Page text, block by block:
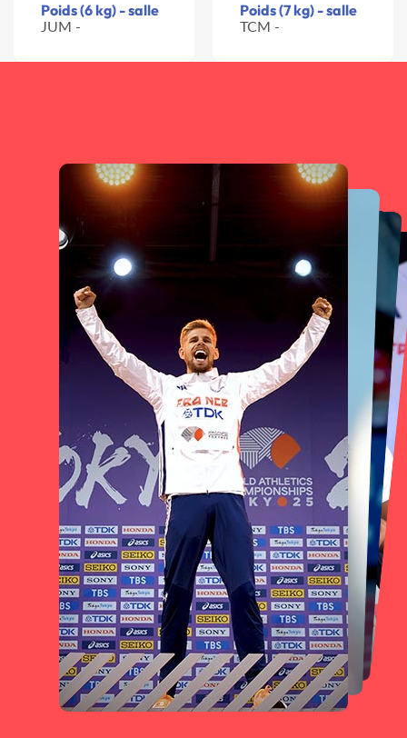
Poids (6 kg) - salle
JUM -
Poids (7 kg) - salle
TCM -